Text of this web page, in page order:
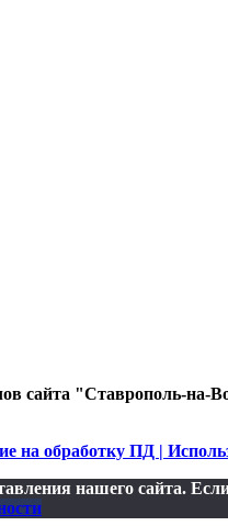
сайта "Ставрополь-на-
на обработку ПД |
нашего сайта.